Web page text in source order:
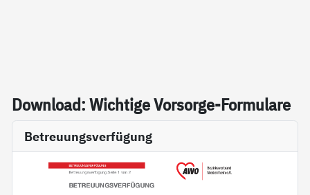
Down­load: Wich­ti­ge Vor­sor­ge-For­mu­la­re
Betreuungsverfügung